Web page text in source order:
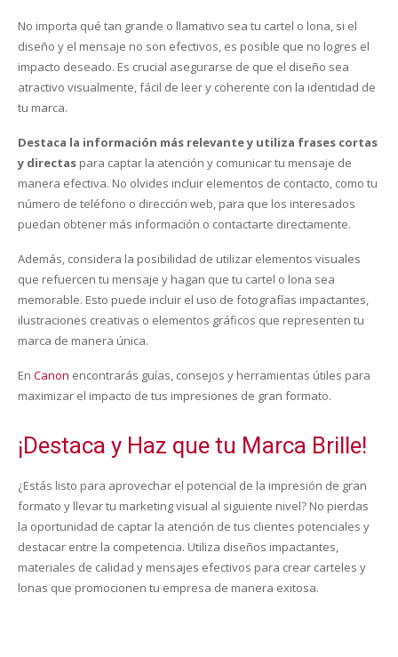
No importa qué tan grande o llamativo sea tu cartel o lona, si el
diseño y el mensaje no son efectivos, es posible que no logres el
impacto deseado. Es crucial asegurarse de que el diseño sea
atractivo visualmente, fácil de leer y coherente con la identidad de
tu marca.
Destaca la información más relevante y utiliza frases cortas
y directas para captar la atención y comunicar tu mensaje de
manera efectiva. No olvides incluir elementos de contacto, como tu
número de teléfono o dirección web, para que los interesados
puedan obtener más información o contactarte directamente.
Además, considera la posibilidad de utilizar elementos visuales
que refuercen tu mensaje y hagan que tu cartel o lona sea
memorable. Esto puede incluir el uso de fotografías impactantes,
ilustraciones creativas o elementos gráficos que representen tu
marca de manera única.
En Canon encontrarás guías, consejos y herramientas útiles para
maximizar el impacto de tus impresiones de gran formato.
¡Destaca y Haz que tu Marca Brille!
¿Estás listo para aprovechar el potencial de la impresión de gran
formato y llevar tu marketing visual al siguiente nivel? No pierdas
la oportunidad de captar la atención de tus clientes potenciales y
destacar entre la competencia. Utiliza diseños impactantes,
materiales de calidad y mensajes efectivos para crear carteles y
lonas que promocionen tu empresa de manera exitosa.